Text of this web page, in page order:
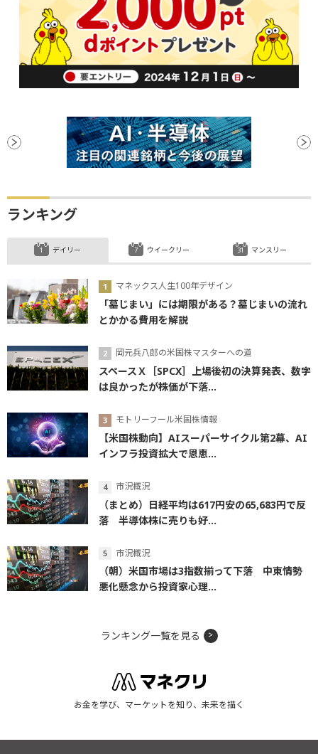
ランキング
デイリー
マネックス人生100年デザイン
「墓じまい」には期限がある？墓じまいの流れ
とかかる費用を解説
岡元兵八郎の米国株マスターへの道
スペースＸ［SPCX］上場後初の決算発表、数字
は良かったが株価が下落...
モトリーフール米国株情報
【米国株動向】AIスーパーサイクル第2幕、AI
インフラ投資拡大で恩恵...
市況概況
（まとめ）日経平均は617円安の65,683円で反
落 半導体株に売りも好...
市況概況
（朝）米国市場は3指数揃って下落 中東情勢
悪化懸念から投資家心理...
ウイークリー マンスリー
ランキング一覧を見る
お金を学び、マーケットを知り、未来を描く